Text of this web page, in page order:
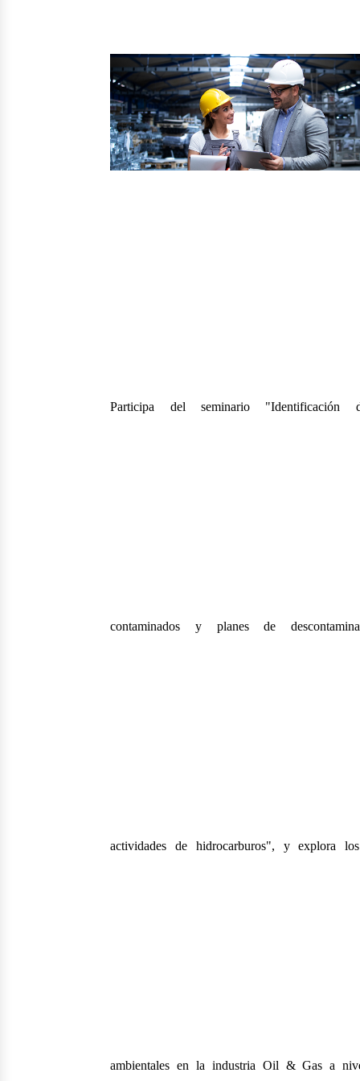
Participa del seminario "Identificación
contaminados y planes de
actividades de hidrocarburos", y explora
ambientales en la industria Oil & Gas a